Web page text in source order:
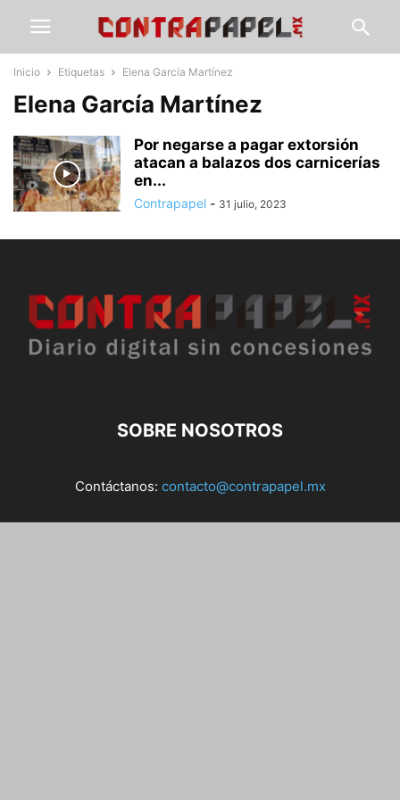
Inicio Etiquetas Elena García Martínez
Elena García Martínez
Por negarse a pagar extorsión
atacan a balazos dos carnicerías
en...
Contrapapel - 31 julio, 2023
SOBRE NOSOTROS
Contáctanos: contacto@contrapapel.mx